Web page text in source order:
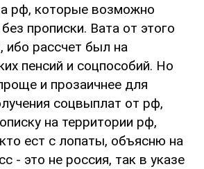
рф, которые возможно
прописки. Вата от этого
ибо рассчет был на
пенсий и соцпособий. Но
и прозаичнее для
соцвыплат от рф,
на территории рф,
ест с лопаты, объясню на
- это не россия, так в указе